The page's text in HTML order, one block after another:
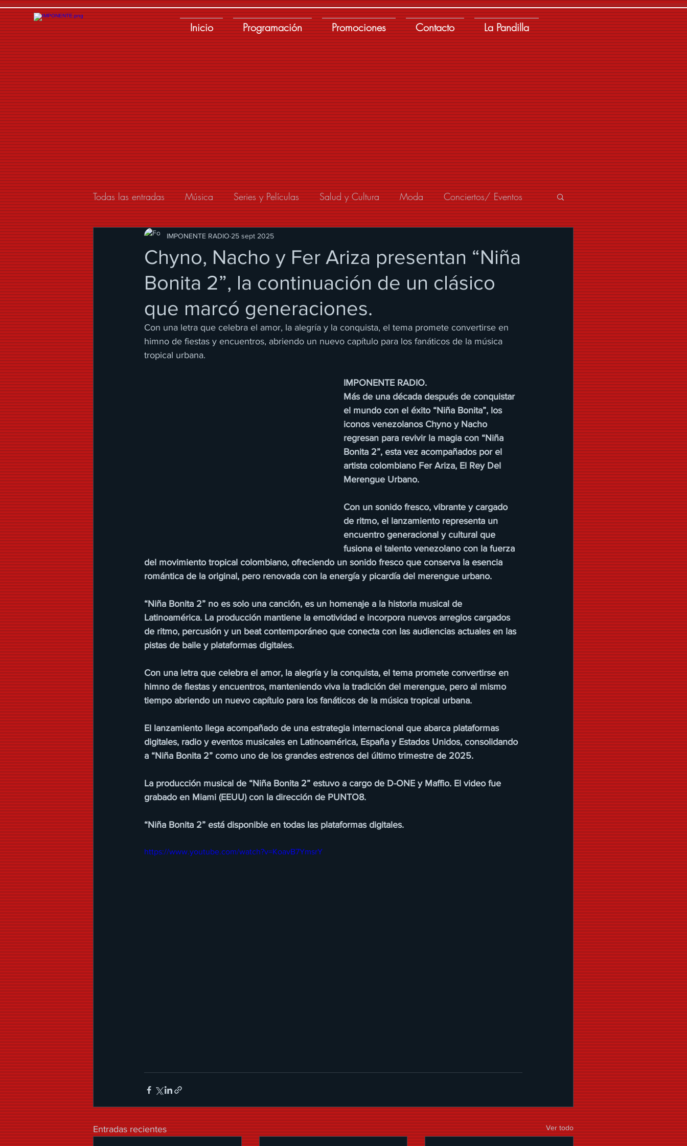
Inicio Programación Promociones Contacto La Pandilla
Todas las entradas Música Series y Películas Salud y Cultura Moda Conciertos/ Eventos
Modo de Vida
Chyno, Nacho y Fer Ariza presentan “Niña
Bonita 2”, la continuación de un clásico
que marcó generaciones.
IMPONENTE RADIO 25 sept 2025
Con una letra que celebra el amor, la alegría y la conquista, el tema promete convertirse en
himno de fiestas y encuentros, abriendo un nuevo capítulo para los fanáticos de la música
tropical urbana.
IMPONENTE RADIO.
Más de una década después de conquistar
el mundo con el éxito “Niña Bonita”, los
iconos venezolanos Chyno y Nacho
regresan para revivir la magia con “Niña
Bonita 2”, esta vez acompañados por el
artista colombiano Fer Ariza, El Rey Del
Merengue Urbano.
Con un sonido fresco, vibrante y cargado
de ritmo, el lanzamiento representa un
encuentro generacional y cultural que
fusiona el talento venezolano con la fuerza
del movimiento tropical colombiano, ofreciendo un sonido fresco que conserva la esencia
romántica de la original, pero renovada con la energía y picardía del merengue urbano.
“Niña Bonita 2” no es solo una canción, es un homenaje a la historia musical de
Latinoamérica. La producción mantiene la emotividad e incorpora nuevos arreglos cargados
de ritmo, percusión y un beat contemporáneo que conecta con las audiencias actuales en las
pistas de baile y plataformas digitales.
Con una letra que celebra el amor, la alegría y la conquista, el tema promete convertirse en
himno de fiestas y encuentros, manteniendo viva la tradición del merengue, pero al mismo
tiempo abriendo un nuevo capítulo para los fanáticos de la música tropical urbana.
El lanzamiento llega acompañado de una estrategia internacional que abarca plataformas
digitales, radio y eventos musicales en Latinoamérica, España y Estados Unidos, consolidando
a “Niña Bonita 2” como uno de los grandes estrenos del último trimestre de 2025.
La producción musical de “Niña Bonita 2” estuvo a cargo de D-ONE y Maffio. El video fue
grabado en Miami (EEUU) con la dirección de PUNTO8.
“Niña Bonita 2” está disponible en todas las plataformas digitales.
https://www.youtube.com/watch?v=KoavB7YmsrY
Entradas recientes Ver todo